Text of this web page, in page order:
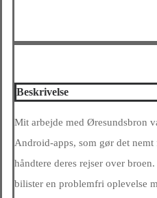
Beskrivelse
Mit arbejde med Øresundsbron
Android-apps, som gør det
håndtere deres rejser over
bilister en problemfri oplevelse